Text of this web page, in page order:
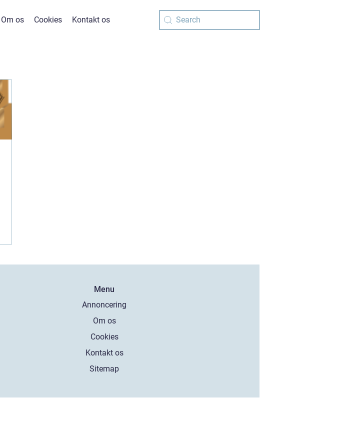
Om os Cookies Kontakt os
Menu
Annoncering
Om os
Cookies
Kontakt os
Sitemap